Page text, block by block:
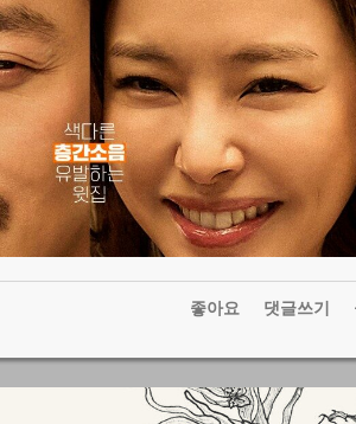
좋아요 댓글쓰기